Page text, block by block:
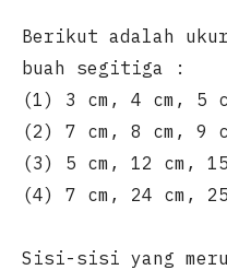
Berikut adalah
buah segitiga :
(1) 3 cm, 4 cm, 5
(2) 7 cm, 8 cm, 9
(3) 5 cm, 12 cm, 15
(4) 7 cm, 24 cm, 25
Sisi-sisi yang